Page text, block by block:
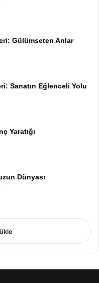
Gülümseten Anlar
Sanatın Eğlenceli Yolu
Yaratığı
Dünyası